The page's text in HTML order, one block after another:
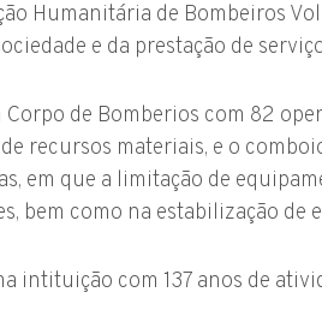
Humanitária de Bombeiros
e da prestação de
Corpo de Bomberios com 82
recursos materiais, e o
em que a limitação de
bem como na estabilização de
intituição com 137 anos de